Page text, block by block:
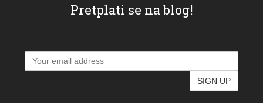
Pretplati se na blog!